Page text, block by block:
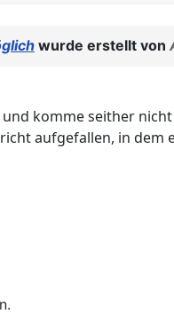
wurde erstellt von
komme seither
aufgefallen, in